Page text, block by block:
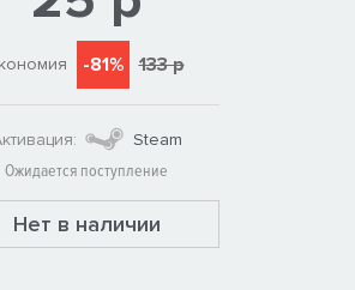
-81% 133 р
Steam
Ожидается поступление
Нет в наличии